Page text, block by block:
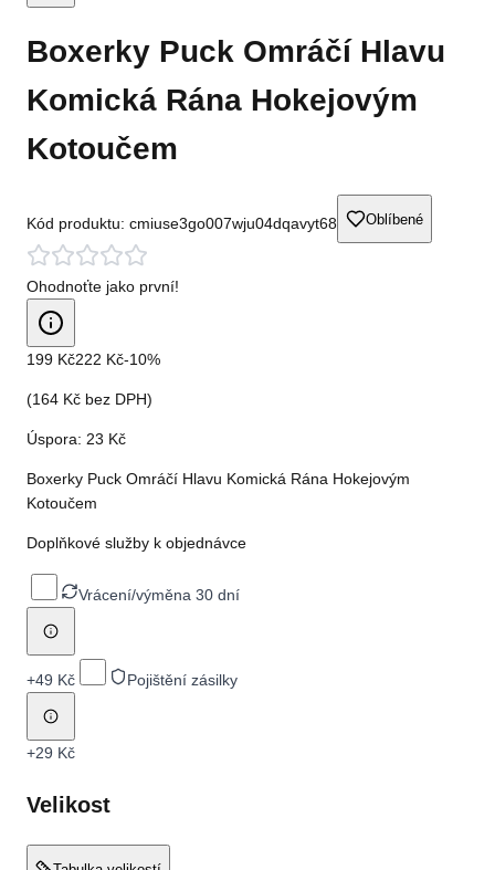
Boxerky Puck Omráčí Hlavu
Komická Rána Hokejovým
Kotoučem
Kód produktu: cmiuse3go007wju04dqavyt68 Oblíbené
Ohodnoťte jako první!
199 Kč222 Kč-10%
(164 Kč bez DPH)
Úspora: 23 Kč
Boxerky Puck Omráčí Hlavu Komická Rána Hokejovým
Kotoučem
Doplňkové služby k objednávce
Vrácení/výměna 30 dní
+49 Kč Pojištění zásilky
+29 Kč
Velikost